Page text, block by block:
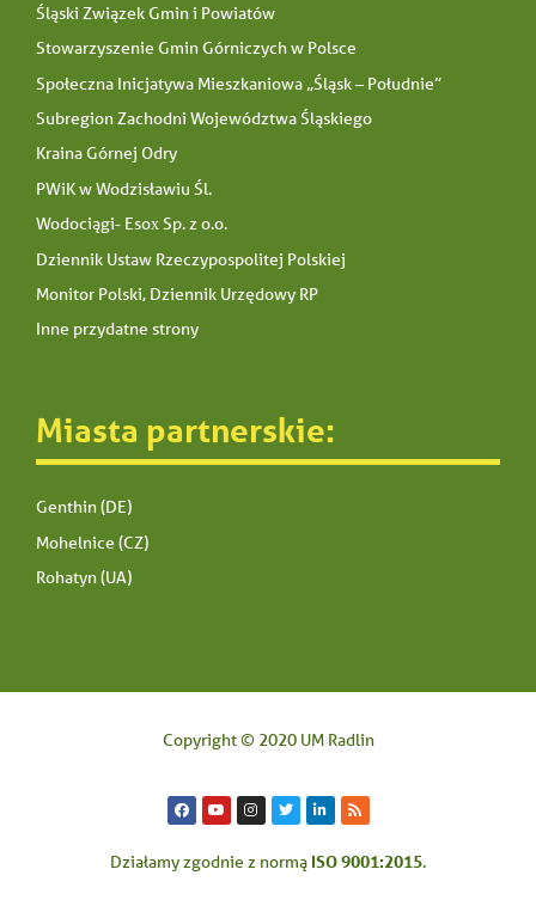
Śląski Związek Gmin i Powiatów
Stowarzyszenie Gmin Górniczych w Polsce
Społeczna Inicjatywa Mieszkaniowa „Śląsk – Południe”
Subregion Zachodni Województwa Śląskiego
Kraina Górnej Odry
PWiK w Wodzisławiu Śl.
Wodociągi- Esox Sp. z o.o.
Dziennik Ustaw Rzeczypospolitej Polskiej
Monitor Polski, Dziennik Urzędowy RP
Inne przydatne strony
Miasta partnerskie:
Genthin (DE)
Mohelnice (CZ)
Rohatyn (UA)
Copyright © 2020 UM Radlin
Działamy zgodnie z normą ISO 9001:2015.